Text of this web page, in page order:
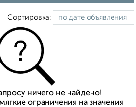
Сортировка:
ничего не найдено!
ограничения на значения